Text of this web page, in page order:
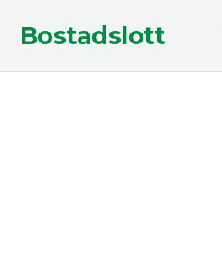
Bostadslott